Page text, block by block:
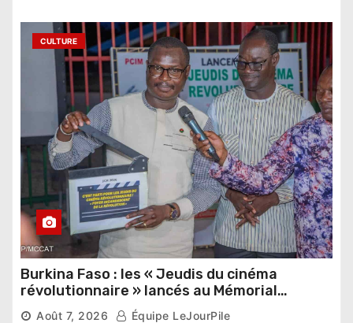
CULTURE
Burkina Faso : les « Jeudis du cinéma
révolutionnaire » lancés au Mémorial
Thomas Sankara
Août 7, 2026 Équipe LeJourPile